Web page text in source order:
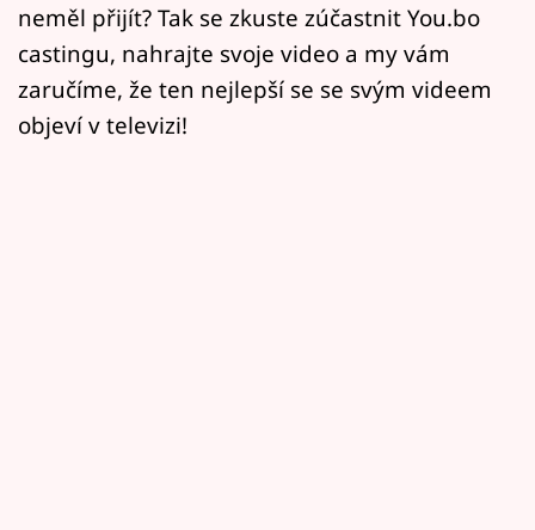
Přihlášení
Sledujte nás
neměl přijít? Tak se zkuste zúčastnit You.bo
castingu, nahrajte svoje video a my vám
zaručíme, že ten nejlepší se se svým videem
objeví v televizi!